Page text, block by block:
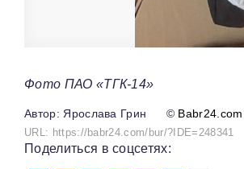
Фото ПАО «ТГК-14»
Ярослава Грин © Babr24.com
URL: https://babr24.com/bur/?IDE=248341
Поделиться в соцсетях: